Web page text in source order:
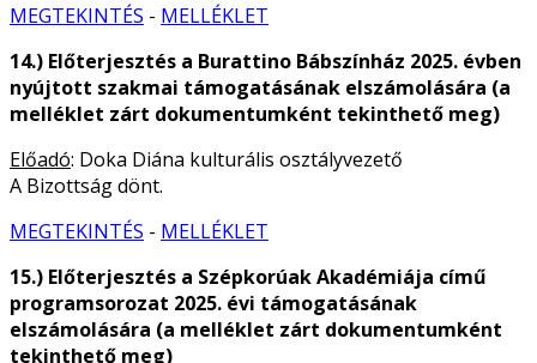
MEGTEKINTÉS - MELLÉKLET
14.) Előterjesztés a Burattino Bábszínház 2025. évben
nyújtott szakmai támogatásának elszámolására (a
melléklet zárt dokumentumként tekinthető meg)
Előadó: Doka Diána kulturális osztályvezető
A Bizottság dönt.
MEGTEKINTÉS - MELLÉKLET
15.) Előterjesztés a Szépkorúak Akadémiája című
programsorozat 2025. évi támogatásának
elszámolására (a melléklet zárt dokumentumként
tekinthető meg)